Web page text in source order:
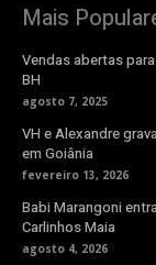
Mais
Vendas abertas
BH
agosto 7, 2025
VH e Alexandre
em Goiânia
fevereiro 13, 2026
Babi Marangoni
Carlinhos Maia
agosto 4, 2026